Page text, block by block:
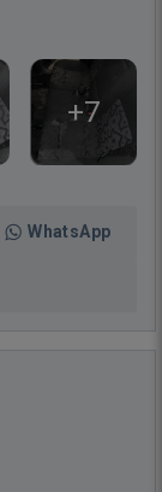
+7
WhatsApp